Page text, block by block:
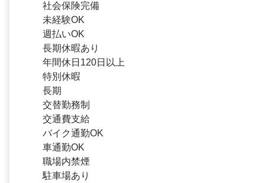
社会保険完備
未経験OK
週払いOK
長期休暇あり
年間休日120日以上
特別休暇
長期
交替勤務制
交通費支給
バイク通勤OK
車通勤OK
職場内禁煙
駐車場あり